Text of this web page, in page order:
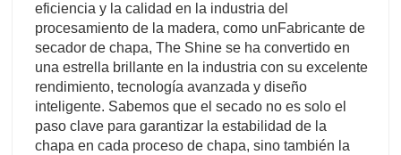
eficiencia y la calidad en la industria del
procesamiento de la madera, como unFabricante de
secador de chapa, The Shine se ha convertido en
una estrella brillante en la industria con su excelente
rendimiento, tecnología avanzada y diseño
inteligente. Sabemos que el secado no es solo el
paso clave para garantizar la estabilidad de la
chapa en cada proceso de chapa, sino también la